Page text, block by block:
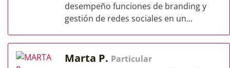
desempeño funciones de branding y
gestión de redes sociales en un...
Marta P. Particular